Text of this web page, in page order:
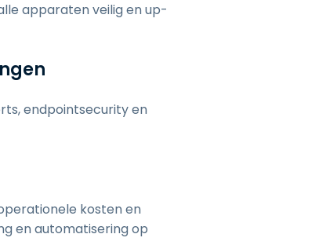
apparaten veilig en up-
endpointsecurity en
kosten en
en automatisering op